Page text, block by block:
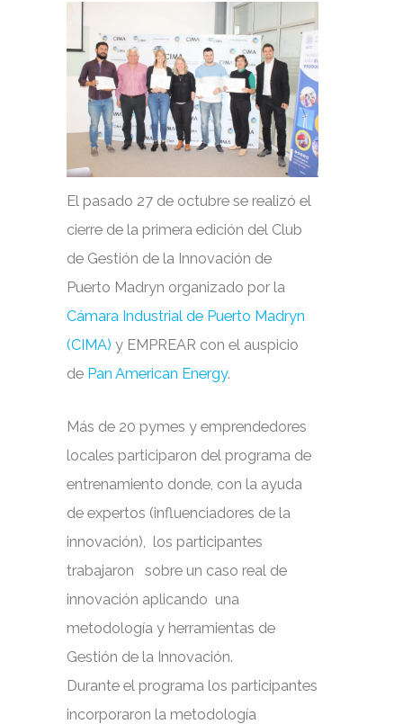
El pasado 27 de octubre se realizó el
cierre de la primera edición del Club
de Gestión de la Innovación de
Puerto Madryn organizado por la
Cámara Industrial de Puerto Madryn
(CIMA) y EMPREAR con el auspicio
de Pan American Energy.
Más de 20 pymes y emprendedores
locales participaron del programa de
entrenamiento donde, con la ayuda
de expertos (influenciadores de la
innovación), los participantes
trabajaron sobre un caso real de
innovación aplicando una
metodología y herramientas de
Gestión de la Innovación.
Durante el programa los participantes
incorporaron la metodología